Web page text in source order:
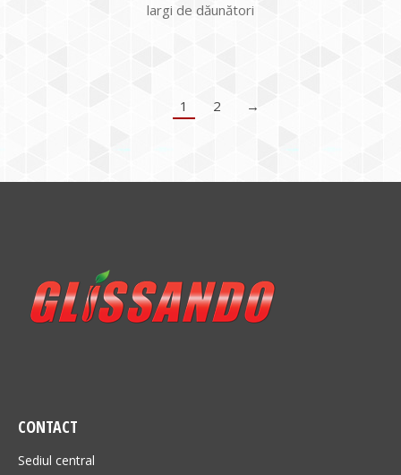
largi de dăunători
1 2 →
CONTACT
Sediul central